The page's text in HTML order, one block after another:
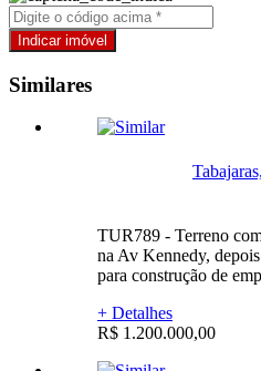
Similares
TUR789 - Terreno
na Av Kennedy,
para construção de
+ Detalhes
R$ 1.200.000,00